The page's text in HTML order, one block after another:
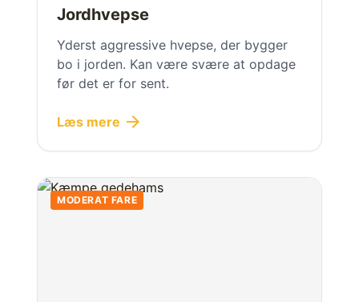
Jordhvepse
Yderst aggressive hvepse, der bygger
bo i jorden. Kan være svære at opdage
før det er for sent.
Læs mere arrow_forward
MODERAT FARE